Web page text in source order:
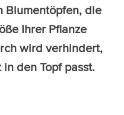
Blumentöpfen, die
Ihrer Pflanze
wird verhindert,
den Topf passt.